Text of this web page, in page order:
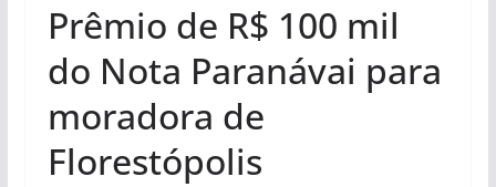
Prêmio de R$ 100 mil
do Nota Paranávai para
moradora de
Florestópolis